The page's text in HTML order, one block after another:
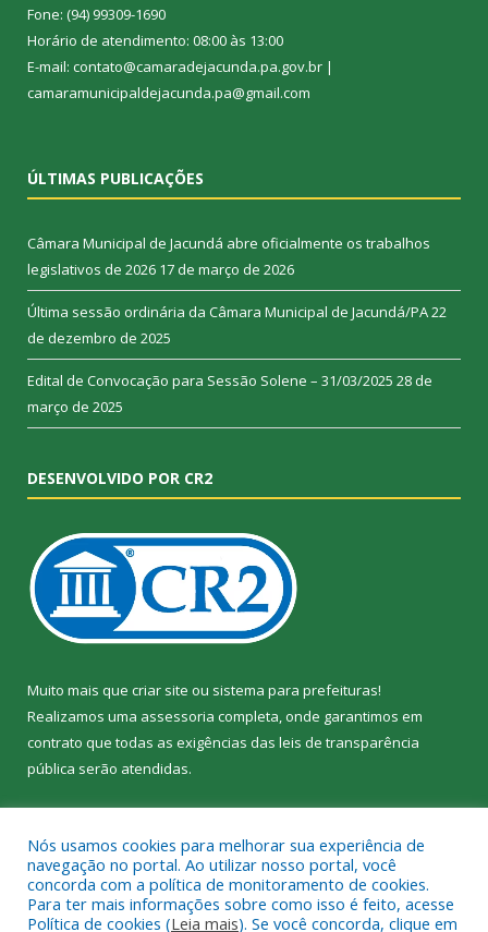
Fone: (94) 99309-1690
Horário de atendimento: 08:00 às 13:00
E-mail: contato@camaradejacunda.pa.gov.br |
camaramunicipaldejacunda.pa@gmail.com
ÚLTIMAS PUBLICAÇÕES
Câmara Municipal de Jacundá abre oficialmente os trabalhos
legislativos de 2026 17 de março de 2026
Última sessão ordinária da Câmara Municipal de Jacundá/PA22
de dezembro de 2025
Edital de Convocação para Sessão Solene – 31/03/2025 28 de
março de 2025
DESENVOLVIDO POR CR2
Muito mais que criar site ou sistema para prefeituras!
Realizamos uma assessoria completa, onde garantimos em
contrato que todas as exigências das leis de transparência
pública serão atendidas.
Nós usamos cookies para melhorar sua experiência de
navegação no portal. Ao utilizar nosso portal, você
concorda com a política de monitoramento de cookies.
Para ter mais informações sobre como isso é feito, acesse
Política de cookies (Leia mais). Se você concorda, clique em